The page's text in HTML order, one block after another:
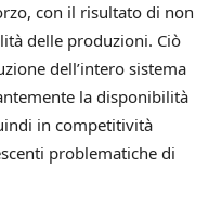
con il risultato di non
delle produzioni. Ciò
dell’intero sistema
la disponibilità
in competitività
problematiche di